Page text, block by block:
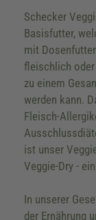
Schecker
Basisfutter,
mit
fleischlich oder
zu einem
werden kann.
Fleisch-
ist unser
Veggie-Dry -
In unserer
der Ernährung